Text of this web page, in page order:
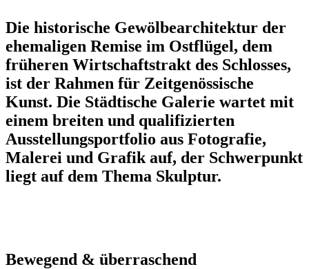
Die historische Gewölbearchitektur der
ehemaligen Remise im Ostflügel, dem
früheren Wirtschaftstrakt des Schlosses,
ist der Rahmen für Zeitgenössische
Kunst. Die Städtische Galerie wartet mit
einem breiten und qualifizierten
Ausstellungsportfolio aus Fotografie,
Malerei und Grafik auf, der Schwerpunkt
liegt auf dem Thema Skulptur.
Bewegend & überraschend